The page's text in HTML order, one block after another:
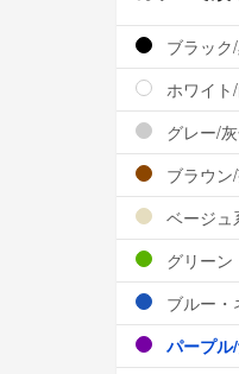
ブラック
ホワイト
グレー/
ブラウン
ベージュ
グリーン
ブルー・
パープル